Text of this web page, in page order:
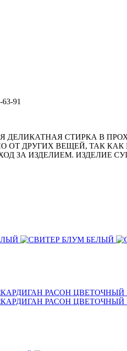
91
ДЕЛИКАТНАЯ СТИРКА В
ОТ ДРУГИХ ВЕЩЕЙ, ТАК
ЗА ИЗДЕЛИЕМ. ИЗДЕЛИЕ